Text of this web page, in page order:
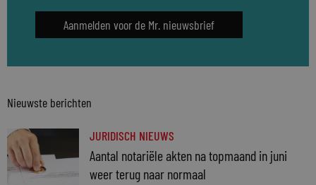
Aanmelden voor de Mr. nieuwsbrief
Nieuwste berichten
JURIDISCH NIEUWS
Aantal notariële akten na topmaand in juni
weer terug naar normaal